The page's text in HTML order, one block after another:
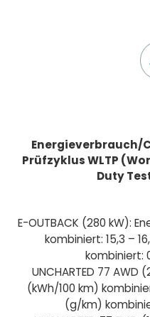
Energieverbrauch/
Prüfzyklus WLTP
Duty
E-OUTBACK (280 kW):
kombiniert: 15,3 –
kombiniert:
UNCHARTED 77
(kWh/100 km)
(g/km)